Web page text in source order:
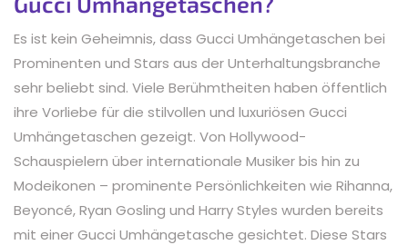
Es ist kein Geheimnis, dass Gucci Umhängetaschen bei
Prominenten und Stars aus der Unterhaltungsbranche
sehr beliebt sind. Viele Berühmtheiten haben öffentlich
ihre Vorliebe für die stilvollen und luxuriösen Gucci
Umhängetaschen gezeigt. Von Hollywood-
Schauspielern über internationale Musiker bis hin zu
Modeikonen – prominente Persönlichkeiten wie Rihanna,
Beyoncé, Ryan Gosling und Harry Styles wurden bereits
mit einer Gucci Umhängetasche gesichtet. Diese Stars